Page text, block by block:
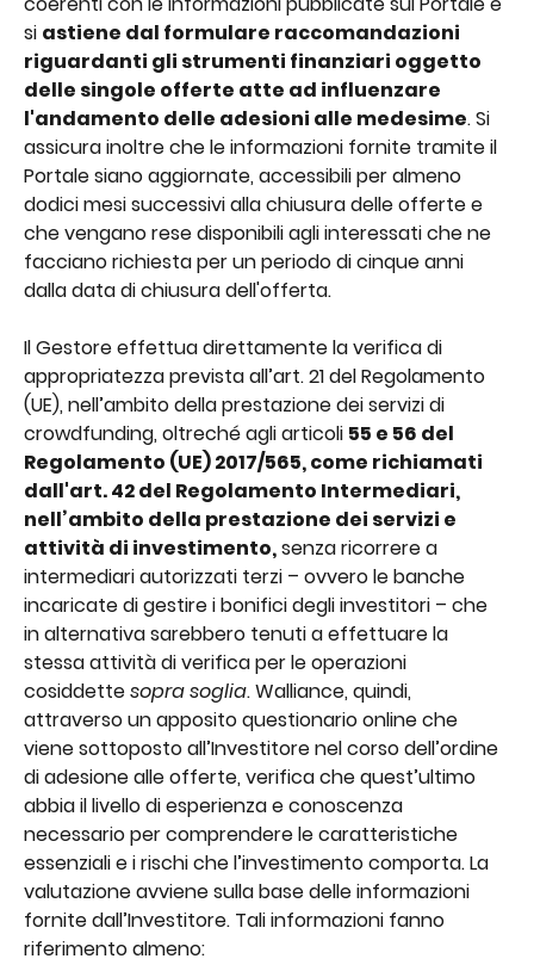
si astiene dal formulare raccomandazioni
riguardanti gli strumenti finanziari oggetto
delle singole offerte atte ad influenzare
l'andamento delle adesioni alle medesime. Si
assicura inoltre che le informazioni fornite tramite il
Portale siano aggiornate, accessibili per almeno
dodici mesi successivi alla chiusura delle offerte e
che vengano rese disponibili agli interessati che ne
facciano richiesta per un periodo di cinque anni
dalla data di chiusura dell'offerta.
Il Gestore effettua direttamente la verifica di
appropriatezza prevista all’art. 21 del Regolamento
(UE), nell’ambito della prestazione dei servizi di
crowdfunding, oltreché agli articoli 55 e 56 del
Regolamento (UE) 2017/565, come richiamati
dall'art. 42 del Regolamento Intermediari,
nell’ambito della prestazione dei servizi e
attività di investimento, senza ricorrere a
intermediari autorizzati terzi – ovvero le banche
incaricate di gestire i bonifici degli investitori – che
in alternativa sarebbero tenuti a effettuare la
stessa attività di verifica per le operazioni
cosiddette sopra soglia. Walliance, quindi,
attraverso un apposito questionario online che
viene sottoposto all’Investitore nel corso dell’ordine
di adesione alle offerte, verifica che quest’ultimo
abbia il livello di esperienza e conoscenza
necessario per comprendere le caratteristiche
essenziali e i rischi che l’investimento comporta. La
valutazione avviene sulla base delle informazioni
fornite dall’Investitore. Tali informazioni fanno
riferimento almeno: